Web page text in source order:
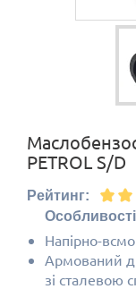
PETROL S/D
Рейтинг:
Напірно-
Армований
зі сталевою